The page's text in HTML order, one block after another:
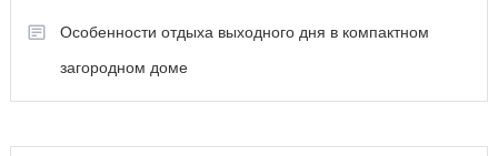
Особенности отдыха выходного дня в компактном
загородном доме